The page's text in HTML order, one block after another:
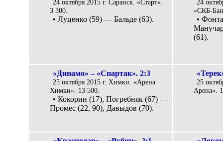
24 октября 2015 г. Саранск. «Старт».
3 300.
• Луценко (59) — Бальде (63).
24
«СКБ-
•
(61).
«Динамо» – «Спартак». 2:3
25 октября 2015 г. Химки. «Арена
Химки». 13 500.
• Кокорин (17), Погребняк (67) —
Промес (22, 90), Давыдов (70).
25
Арена».